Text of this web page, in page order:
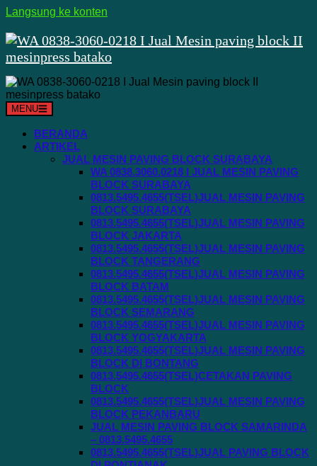
Langsung ke konten
MENU
BERANDA
ARTIKEL
JUAL MESIN PAVING BLOCK SURABAYA
WA 0838.3060.0218 I JUAL MESIN PAVING
BLOCK SURABAYA
0813.5495.4655(TSEL)JUAL MESIN PAVING
BLOCK SURABAYA
0813.5495.4655(TSEL)JUAL MESIN PAVING
BLOCK JAKARTA
0813.5495.4655(TSEL)JUAL MESIN PAVING
BLOCK TANGERANG
0813.5495.4655(TSEL)JUAL MESIN PAVING
BLOCK BATAM
0813.5495.4655(TSEL)JUAL MESIN PAVING
BLOCK SEMARANG
0813.5495.4655(TSEL)JUAL MESIN PAVING
BLOCK YOGYAKARTA
0813.5495.4655(TSEL)JUAL MESIN PAVING
BLOCK DI BONTANG
0813.5495.4655(TSEL)CETAKAN PAVING
BLOCK
0813.5495.4655(TSEL)JUAL MESIN PAVING
BLOCK PEKANBARU
JUAL MESIN PAVING BLOCK SAMARINDA
– 0813.5495.4655
0813.5495.4655(TSEL)JUAL PAVING BLOCK